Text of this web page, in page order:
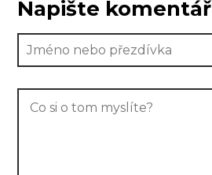
Napište komentář